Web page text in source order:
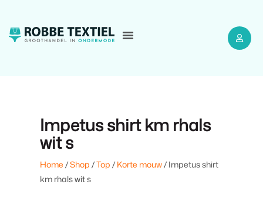
Impetus shirt km rhals
wit s
Home /Shop /Top / Korte mouw/ Impetus shirt
km rhals wit s